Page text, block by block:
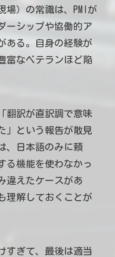
場）の常識は、PMIが
ーシップや協働的ア
ある。自身の経験が
富なベテランほど陥
翻訳が直訳調で意味
」という報告が散見
、日本語のみに頼
る機能を使わなかっ
違えたケースがあ
理解しておくことが
すぎて、最後は適当